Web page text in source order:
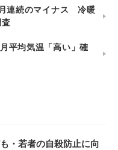
連続のマイナス 冷暖
平均気温「高い」確
・若者の自殺防止に向